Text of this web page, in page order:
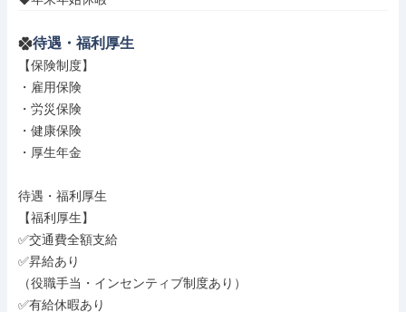
待遇・福利厚生
【保険制度】
・雇用保険
・労災保険
・健康保険
・厚生年金
待遇・福利厚生
【福利厚生】
✅交通費全額支給
✅昇給あり
（役職手当・インセンティブ制度あり）
✅有給休暇あり